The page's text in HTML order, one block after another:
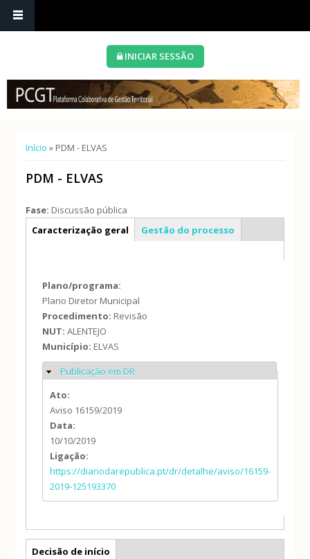
INICIAR SESSÃO
Está aqui
Início » PDM - ELVAS
PDM - ELVAS
Fase: Discussão pública
Info geral
Caracterização geral Gestão do processo
Plano/programa:
Plano Diretor Municipal
Procedimento: Revisão
NUT:ALENTEJO
Município: ELVAS
Ocultar
Publicação em DR
Ato:
Aviso 16159/2019
Data:
10/10/2019
Ligação:
https://diariodarepublica.pt/dr/detalhe/aviso/16159-
2019-125193370
PDM
Decisão de início